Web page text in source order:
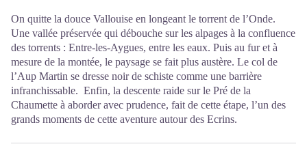
On quitte la douce Vallouise en longeant le torrent de l’Onde.
Une vallée préservée qui débouche sur les alpages à la confluence
des torrents : Entre-les-Aygues, entre les eaux. Puis au fur et à
mesure de la montée, le paysage se fait plus austère. Le col de
l’Aup Martin se dresse noir de schiste comme une barrière
infranchissable. Enfin, la descente raide sur le Pré de la
Chaumette à aborder avec prudence, fait de cette étape, l’un des
grands moments de cette aventure autour des Ecrins.